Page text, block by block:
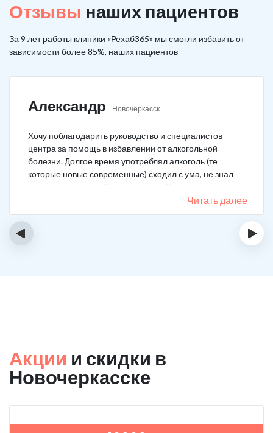
Отзывы наших пациентов
За 9 лет работы клиники «Рехаб365» мы смогли избавить от
зависимости более 85%, наших пациентов
Александр Новочеркасск
Хочу поблагодарить руководство и специалистов
центра за помощь в избавлении от алкогольной
болезни. Долгое время употреблял алкоголь (те
которые новые современные) сходил с ума, не знал
куда деться от своей зависимости. Искал тех кто
сможет мне помочь в интернете, позвонил, приехал.
На сегодняшний день не употребляю!
Читать далее
‹ ›
Акции и скидки в
Новочеркасске